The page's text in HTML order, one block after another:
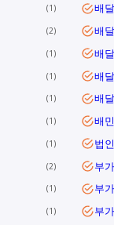
1 배
2 배
1 배
1 배
1 배
1 배
1 법
2 부
1 부
1 부